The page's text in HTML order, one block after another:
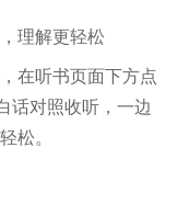
理解更轻松
在听书页面下方点
话对照收听，一边
松。